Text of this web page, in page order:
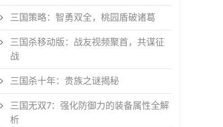
三国策略：智勇双全，桃园盾破诸葛
三国杀移动版：战友视频聚首，共谋征
战
三国杀十年：贵族之谜揭秘
三国无双7：强化防御力的装备属性全解
析